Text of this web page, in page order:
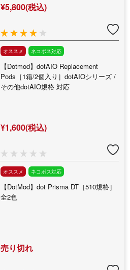
¥5,800(税込)
オススメ ネコポス対応
【Dotmod】dotAIO Replacement
Pods［1箱/2個入り］dotAIOシリーズ /
その他dotAIO規格 対応
¥1,600(税込)
オススメ ネコポス対応
【DotMod】dot Prisma DT［510規格］
全2色
売り切れ